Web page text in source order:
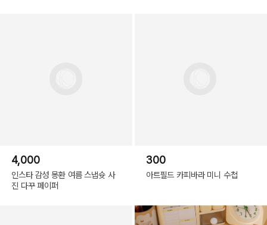
4,000
인스타 감성 몽환 여름 스냅슛 사
진 다꾸 페이퍼
300
아트필드 카피바라 미니 수첩